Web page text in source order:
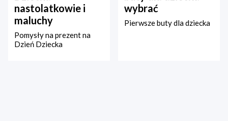
nastolatkowie i
maluchy
Pomysły na prezent na
Dzień Dziecka
wybrać
Pierwsze buty dla dziecka